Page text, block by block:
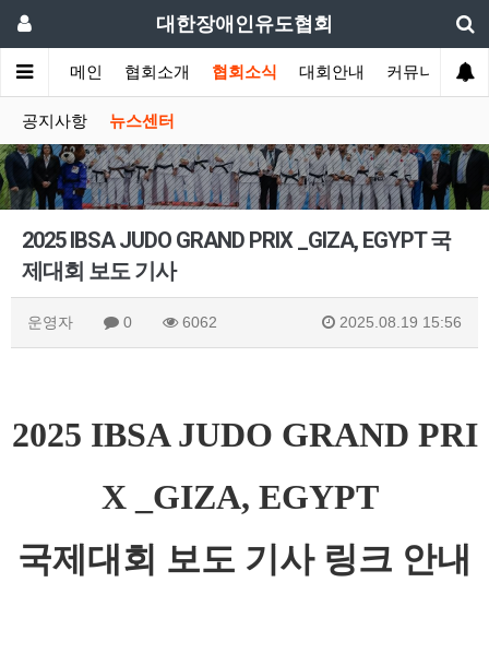
대한장애인유도협회
메인 협회소개 협회소식 대회안내 커뮤니티
공지사항 뉴스센터
2025 IBSA JUDO GRAND PRIX _GIZA, EGYPT 국
제대회 보도 기사
운영자 0 6062 2025.08.19 15:56
2025 IBSA JUDO GRAND PRI
X _GIZA, EGYPT
국제대회 보도 기사 링크 안내